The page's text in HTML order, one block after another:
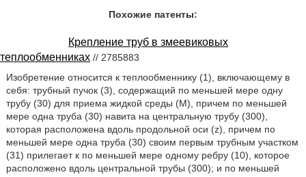
Похожие патенты:
Крепление труб в змеевиковых
теплообменниках // 2785883
Изобретение относится к теплообменнику (1), включающему в
себя: трубный пучок (3), содержащий по меньшей мере одну
трубу (30) для приема жидкой среды (M), причем по меньшей
мере одна труба (30) навита на центральную трубу (300),
которая расположена вдоль продольной оси (z), причем по
меньшей мере одна труба (30) своим первым трубным участком
(31) прилегает к по меньшей мере одному ребру (10), которое
расположено вдоль центральной трубы (300); и по меньшей